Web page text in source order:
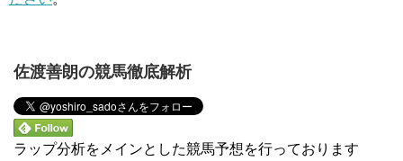
佐渡善朗の競馬徹底解析
ラップ分析をメインとした競馬予想を行っております